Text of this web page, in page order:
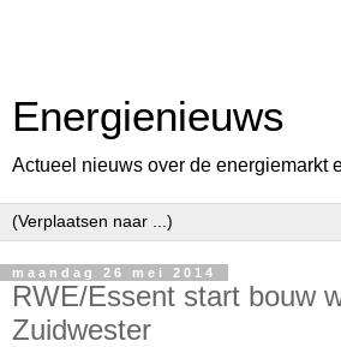
Energienieuws
Actueel nieuws over de energiemarkt
maandag 26 mei 2014
RWE/Essent start bouw
Zuidwester